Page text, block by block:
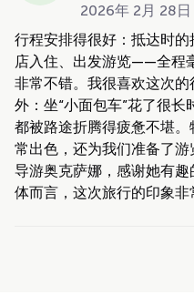
2026年 2月 28日
行程安排得很好：抵达时
店入住、出发游览——全程
非常不错。我很喜欢这次
外：坐“小面包车”花了很
都被路途折腾得疲惫不堪
常出色，还为我们准备了
导游奥克萨娜，感谢她有
体而言，这次旅行的印象非